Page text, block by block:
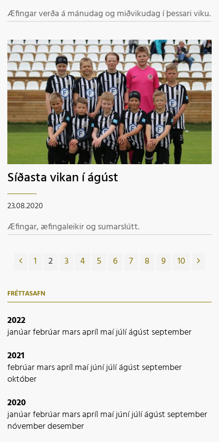
Æfingar verða á mánudag og miðvikudag í þessari viku.
Síðasta vikan í ágúst
23.08.2020
Æfingar, æfingaleikir og sumarslútt.
1 2 3 4 5 6 7 8 9 10
FRÉTTASAFN
2022
janúarfebrúarmarsapríl maíjúlíágúst september
2021
febrúarmarsapríl maíjúníjúlíágúst september
október
2020
janúarfebrúarmarsapríl maíjúníjúlíágúst september
nóvemberdesember